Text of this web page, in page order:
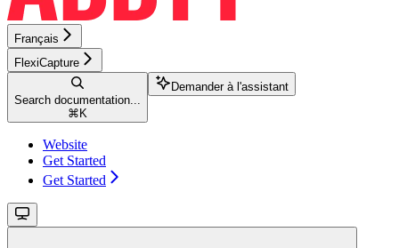
Français
FlexiCapture
Search documentation...
⌘ K
Demander à l'assistant
Website
Get Started
Get Started